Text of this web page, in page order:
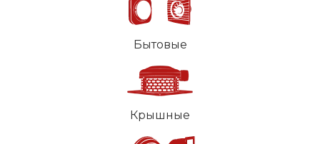
Бытовые
Крышные